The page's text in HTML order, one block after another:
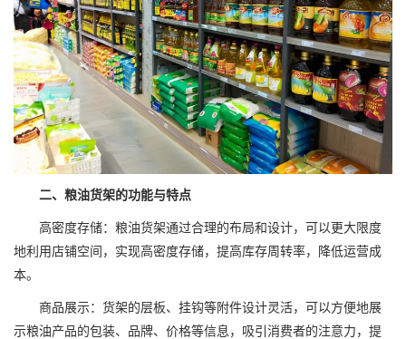
二、粮油货架的功能与特点
高密度存储：粮油货架通过合理的布局和设计，可以更大限度
地利用店铺空间，实现高密度存储，提高库存周转率，降低运营成
本。
商品展示：货架的层板、挂钩等附件设计灵活，可以方便地展
示粮油产品的包装、品牌、价格等信息，吸引消费者的注意力，提